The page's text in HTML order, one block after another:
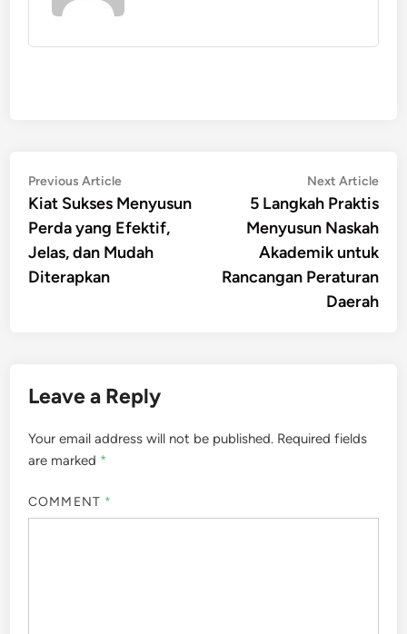
Post
navigation
Previous ArticlePrevious
article:
Kiat Sukses Menyusun
Perda yang Efektif,
Jelas, dan Mudah
Diterapkan
Next Article
5 Langkah Praktis
Menyusun Naskah
Akademik untuk
Rancangan Peraturan
Daerah
Leave a Reply
Your email address will not be published. Required fields
are marked *
COMMENT *